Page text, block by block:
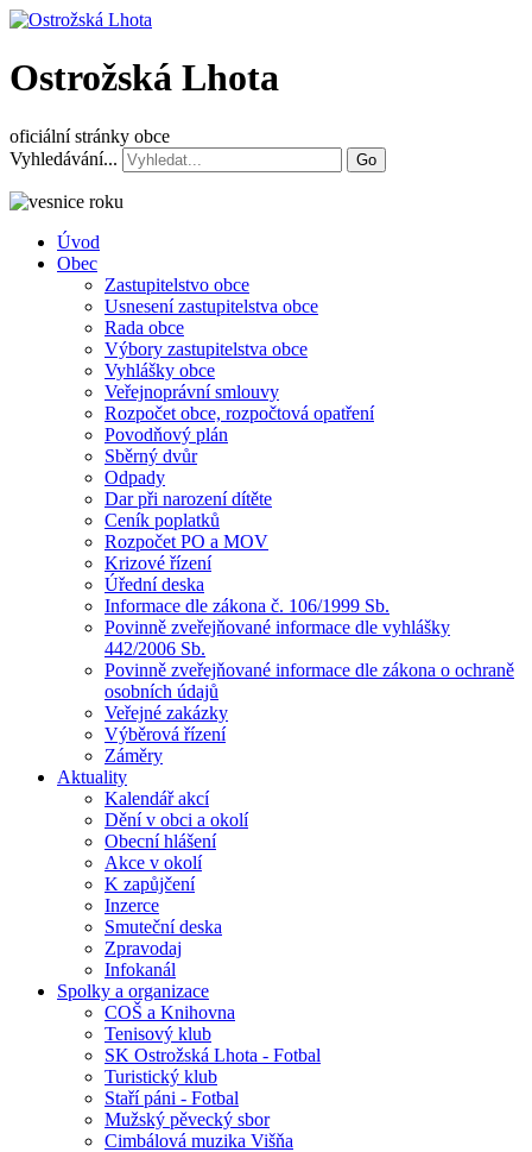
Ostrožská Lhota
oficiální stránky obce
Vyhledávání...
Go
Úvod
Obec
Zastupitelstvo obce
Usnesení zastupitelstva obce
Rada obce
Výbory zastupitelstva obce
Vyhlášky obce
Veřejnoprávní smlouvy
Rozpočet obce, rozpočtová opatření
Povodňový plán
Sběrný dvůr
Odpady
Dar při narození dítěte
Ceník poplatků
Rozpočet PO a MOV
Krizové řízení
Úřední deska
Informace dle zákona č. 106/1999 Sb.
Povinně zveřejňované informace dle vyhlášky
442/2006 Sb.
Povinně zveřejňované informace dle zákona o ochraně
osobních údajů
Veřejné zakázky
Výběrová řízení
Záměry
Aktuality
Kalendář akcí
Dění v obci a okolí
Obecní hlášení
Akce v okolí
K zapůjčení
Inzerce
Smuteční deska
Zpravodaj
Infokanál
Spolky a organizace
COŠ a Knihovna
Tenisový klub
SK Ostrožská Lhota - Fotbal
Turistický klub
Staří páni - Fotbal
Mužský pěvecký sbor
Cimbálová muzika Višňa